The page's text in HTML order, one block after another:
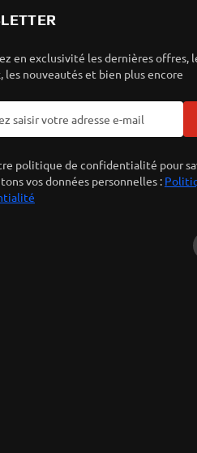
en exclusivité les dernières offres,
les nouveautés et bien plus encore
politique de confidentialité pour
vos données personnelles :